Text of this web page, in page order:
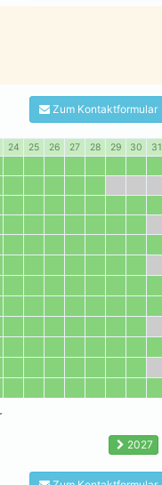
Zum Kontaktformular
24 25 26 27 28 29 30
31
2027